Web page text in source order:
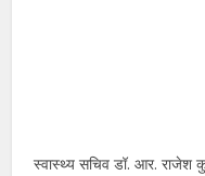
स्वास्थ्य सचिव डॉ. आर. राजेश